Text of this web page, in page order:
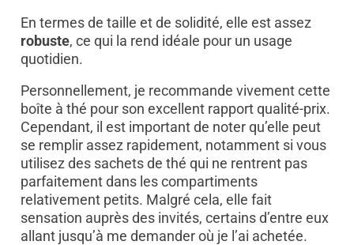
En termes de taille et de solidité, elle est assez
robuste, ce qui la rend idéale pour un usage
quotidien.
Personnellement, je recommande vivement cette
boîte à thé pour son excellent rapport qualité-prix.
Cependant, il est important de noter qu’elle peut
se remplir assez rapidement, notamment si vous
utilisez des sachets de thé qui ne rentrent pas
parfaitement dans les compartiments
relativement petits. Malgré cela, elle fait
sensation auprès des invités, certains d’entre eux
allant jusqu’à me demander où je l’ai achetée.